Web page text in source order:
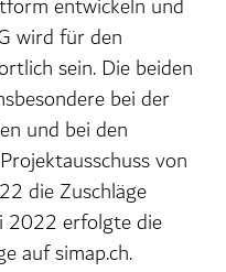
wird für den
sein. Die beiden
bei der
und bei den
von
die Zuschläge
2022 erfolgte die
auf simap.ch.